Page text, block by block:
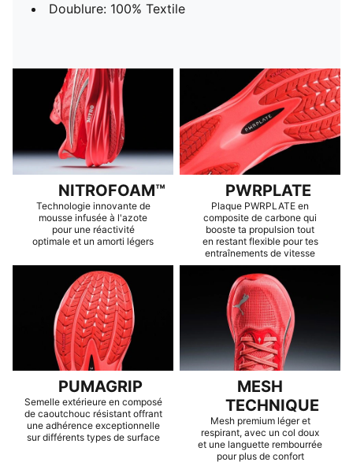
Doublure: 100% Textile
NITROFOAM™
Technologie innovante de
mousse infusée à l'azote
pour une réactivité
optimale et un amorti légers
PWRPLATE
Plaque PWRPLATE en
composite de carbone qui
booste ta propulsion tout
en restant flexible pour tes
entraînements de vitesse
PUMAGRIP
Semelle extérieure en composé
de caoutchouc résistant offrant
une adhérence exceptionnelle
sur différents types de surface
MESH
TECHNIQUE
Mesh premium léger et
respirant, avec un col doux
et une languette rembourrée
pour plus de confort